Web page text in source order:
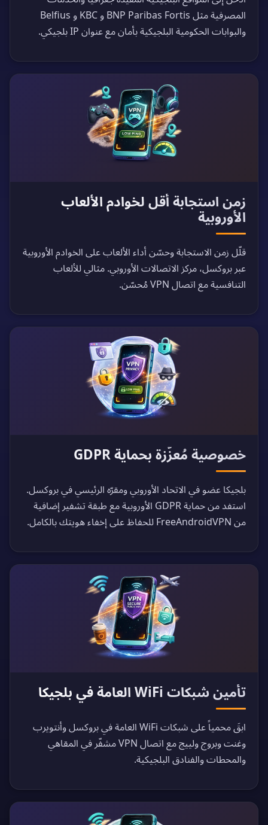
المصرفية مثل BNP Paribas Fortis و KBC و Belfius
والبوابات الحكومية البلجيكية بأمان مع عنوان IP بلجيكي.
زمن استجابة أقل لخوادم الألعاب
الأوروبية
قلّل زمن الاستجابة وحسّن أداء الألعاب على الخوادم الأوروبية
عبر بروكسل، مركز الاتصالات الأوروبي. مثالي للألعاب
التنافسية مع اتصال VPN مُحسّن.
خصوصية مُعزّزة بحماية GDPR
بلجيكا عضو في الاتحاد الأوروبي ومقرّه الرئيسي في بروكسل.
استفد من حماية GDPR الأوروبية مع طبقة تشفير إضافية
من FreeAndroidVPN للحفاظ على إخفاء هويتك بالكامل.
تأمين شبكات WiFi العامة في بلجيكا
ابقَ محمياً على شبكات WiFi العامة في بروكسل وأنتويرب
وغنت وبروج ولييج مع اتصال VPN مشفّر في المقاهي
والمحطات والفنادق البلجيكية.